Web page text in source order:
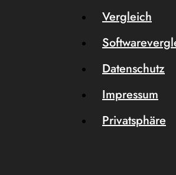
Vergleich
Datenschutz
Impressum
Privatsphäre